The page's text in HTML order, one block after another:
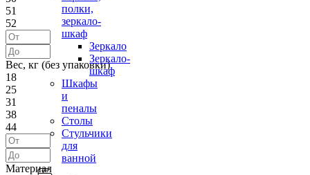
полки,
зеркало-
шкаф
Зеркало
Зеркало-
шкаф
Шкафы
и
пеналы
Столы
Стульчики
для
ванной
51
52
Вес, кг (без упаковки)
18
25
31
38
44
Материал